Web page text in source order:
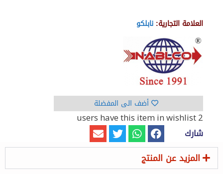
العلامة التجارية: نابلكو
أضف الى المفضلة
2 users
have this item in wishlist
شارك
المزيد عن المنتج